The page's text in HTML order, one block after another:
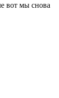
вот мы снова